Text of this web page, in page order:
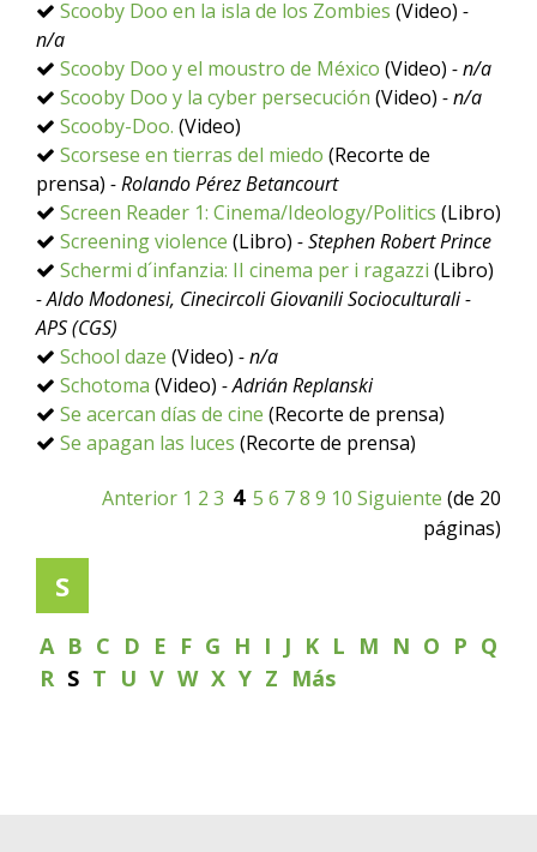
Scooby Doo en la isla de los Zombies (Video) -
n/a
Scooby Doo y el moustro de México (Video) - n/a
Scooby Doo y la cyber persecución (Video) - n/a
Scooby-Doo. (Video)
Scorsese en tierras del miedo (Recorte de
prensa) - Rolando Pérez Betancourt
Screen Reader 1: Cinema/Ideology/Politics (Libro)
Screening violence (Libro) - Stephen Robert Prince
Schermi d´infanzia: II cinema per i ragazzi (Libro)
- Aldo Modonesi, Cinecircoli Giovanili Socioculturali -
APS (CGS)
School daze (Video) - n/a
Schotoma (Video) - Adrián Replanski
Se acercan días de cine (Recorte de prensa)
Se apagan las luces (Recorte de prensa)
Anterior 1 2 3 4 5 6 78 9 10 Siguiente (de 20
páginas)
S
A B C D E F G H I J K L M N O P Q
R S T U V W X Y Z Más